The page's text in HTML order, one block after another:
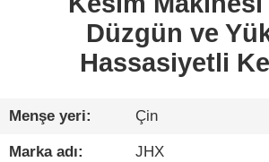
ÜRÜNLER
FABRIKA
Düzgün ve
Hassasiyetli
Menşe yeri: Çin
Marka adı: JHX